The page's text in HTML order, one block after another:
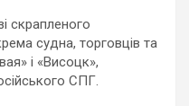
скрапленого
судна, торговців та
і «Висоцк»,
СПГ.